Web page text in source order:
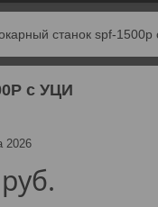
станок spf-1500p
с УЦИ
2026
руб.